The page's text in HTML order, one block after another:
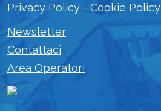
Privacy Policy - Cookie Policy
Newsletter
Contattaci
Area Operatori